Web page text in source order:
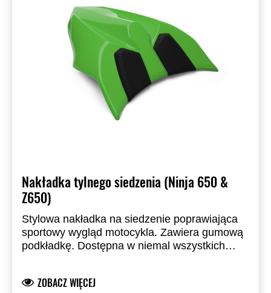
Nakładka tylnego siedzenia (Ninja 650 &
Z650)
Stylowa nakładka na siedzenie poprawiająca
sportowy wygląd motocykla. Zawiera gumową
podkładkę. Dostępna w niemal wszystkich
ZOBACZ WIĘCEJ